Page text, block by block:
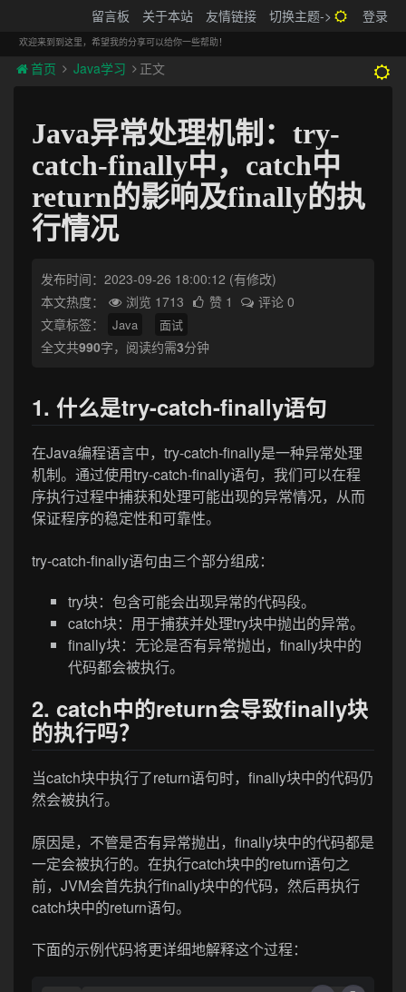
留言板 关于本站 友情链接 切换主题-> 登录
欢迎来到到这里，希望我的分享可以给你一些帮助！
首页 Java学习 正文
Java异常处理机制：try-
catch-finally中，catch中
return的影响及finally的执
行情况
发布时间：2023-09-26 18:00:12 (有修改)
本文热度：
浏览 1713 赞 1
评论 0
文章标签：
Java 面试
全文共990字，阅读约需3分钟
1. 什么是try-catch-finally语句
在Java编程语言中，try-catch-finally是一种异常处理
机制。通过使用try-catch-finally语句，我们可以在程
序执行过程中捕获和处理可能出现的异常情况，从而
保证程序的稳定性和可靠性。
try-catch-finally语句由三个部分组成：
try块：包含可能会出现异常的代码段。
catch块：用于捕获并处理try块中抛出的异常。
finally块：无论是否有异常抛出，finally块中的
代码都会被执行。
2. catch中的return会导致finally块
的执行吗？
当catch块中执行了return语句时，finally块中的代码仍
然会被执行。
原因是，不管是否有异常抛出，finally块中的代码都是
一定会被执行的。在执行catch块中的return语句之
前，JVM会首先执行finally块中的代码，然后再执行
catch块中的return语句。
下面的示例代码将更详细地解释这个过程：